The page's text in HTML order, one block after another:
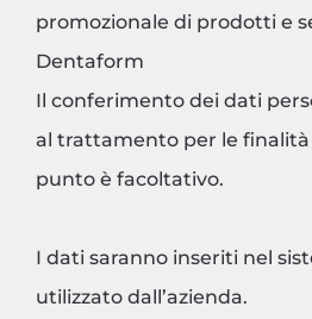
promozionale di prodotti e
Dentaform
Il conferimento dei dati
al trattamento per le finalità
punto è facoltativo.
I dati saranno inseriti nel
utilizzato dall’azienda.